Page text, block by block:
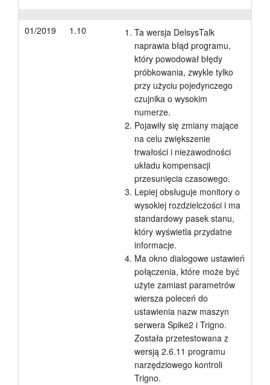
01/2019 1.10
Ta wersja DelsysTalk
naprawia błąd programu,
który powodował błędy
próbkowania, zwykle tylko
przy użyciu pojedynczego
czujnika o wysokim
numerze.
Pojawiły się zmiany mające
na celu zwiększenie
trwałości i niezawodności
układu kompensacji
przesunięcia czasowego.
Lepiej obsługuje monitory o
wysokiej rozdzielczości i ma
standardowy pasek stanu,
który wyświetla przydatne
informacje.
Ma okno dialogowe ustawień
połączenia, które może być
użyte zamiast parametrów
wiersza poleceń do
ustawienia nazw maszyn
serwera Spike2 i Trigno.
Została przetestowana z
wersją 2.6.11 programu
narzędziowego kontroli
Trigno.